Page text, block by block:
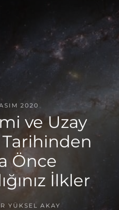
2020
ve Uzay
Önce
İlkler
YÜKSEL AKAY